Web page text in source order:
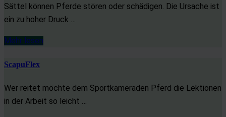
Sättel können Pferde stören oder schädigen. Die Ursache ist
ein zu hoher Druck …
Mehr lesen
ScapuFlex
Wer reitet möchte dem Sportkameraden Pferd die Lektionen
in der Arbeit so leicht …